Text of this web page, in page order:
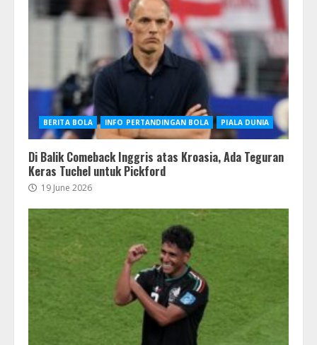
BERITA BOLA INFO PERTANDINGAN BOLA PIALA DUNIA
Di Balik Comeback Inggris atas Kroasia, Ada Teguran
Keras Tuchel untuk Pickford
19 June 2026